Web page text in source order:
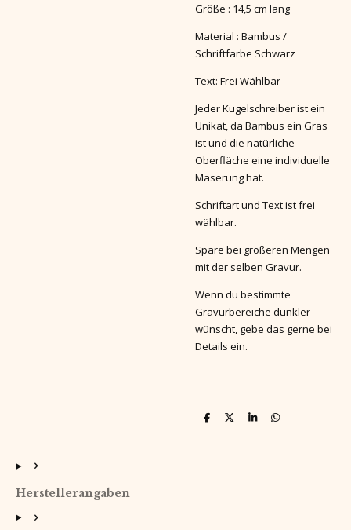
Größe : 14,5 cm lang
Material : Bambus /
Schriftfarbe Schwarz
Text: Frei Wählbar
Jeder Kugelschreiber ist ein
Unikat, da Bambus ein Gras
ist und die natürliche
Oberfläche eine individuelle
Maserung hat.
Schriftart und Text ist frei
wählbar.
Spare bei größeren Mengen
mit der selben Gravur.
Wenn du bestimmte
Gravurbereiche dunkler
wünscht, gebe das gerne bei
Details ein.
T
T
T
T
Herstellerangaben